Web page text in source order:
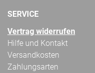
SERVICE
Vertrag widerrufen
Hilfe und Kontakt
Versandkosten
Zahlungsarten